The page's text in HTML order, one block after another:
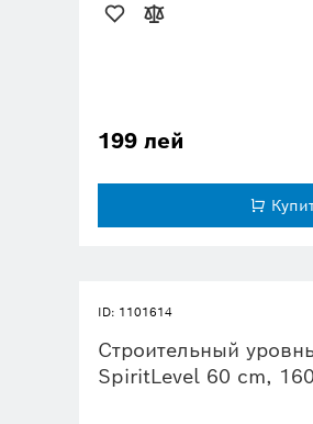
199 лей
ID: 1101614
Строительный
SpiritLevel 60 cm,